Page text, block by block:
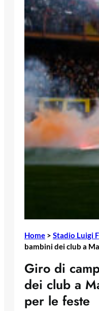
Home > Stadio Luigi
bambini dei club a
Giro di
dei club a
per le feste